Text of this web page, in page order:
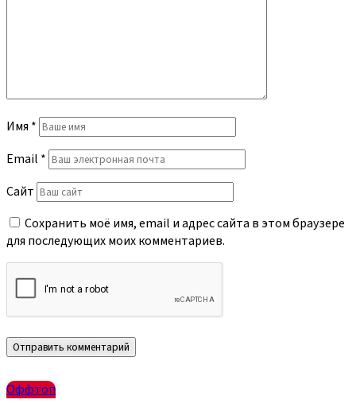
Имя *
Email *
Сайт
Сохранить моё имя, email и адрес сайта в этом браузере
для последующих моих комментариев.
Оффтоп